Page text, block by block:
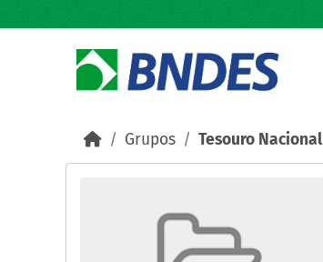
Grupos Tesouro Nacional